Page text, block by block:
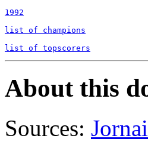
1992
list of champions
list of topscorers
About this
Sources: